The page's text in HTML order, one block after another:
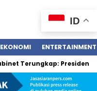
EKONOMI ENTERTAINMENT
Presiden
ID